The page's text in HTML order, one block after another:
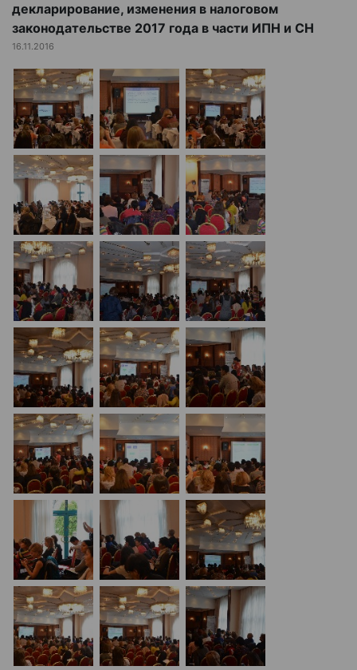
декларирование, изменения в налоговом
законодательстве 2017 года в части ИПН и СН
16.11.2016